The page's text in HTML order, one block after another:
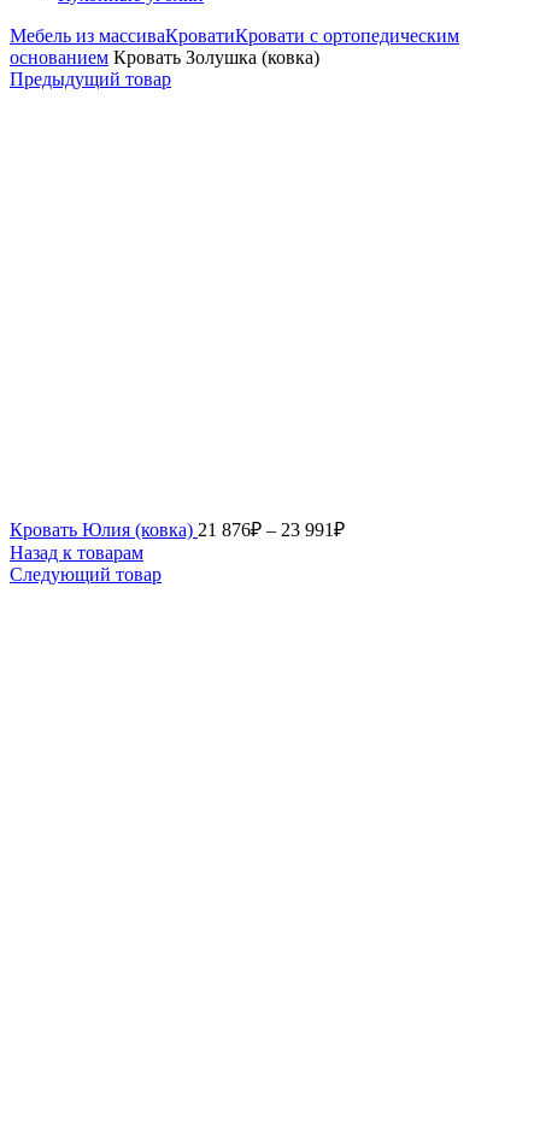
Мебель из массиваКроватиКровати с ортопедическим
основанием Кровать Золушка (ковка)
Предыдущий товар
Кровать Юлия (ковка) 21 876₽ – 23 991₽
Назад к товарам
Следующий товар